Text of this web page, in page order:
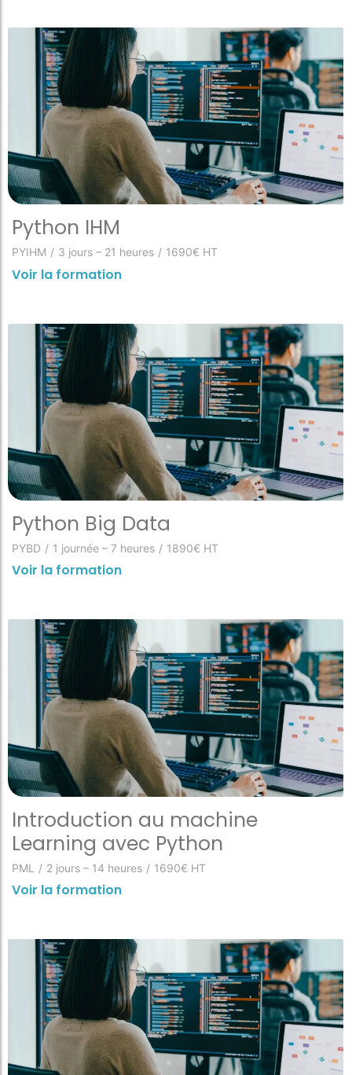
Python IHM
PYIHM / 3 jours – 21 heures / 1690€ HT
Voir la formation
Python Big Data
PYBD / 1 journée – 7 heures / 1890€ HT
Voir la formation
Introduction au machine
Learning avec Python
PML / 2 jours – 14 heures / 1690€ HT
Voir la formation